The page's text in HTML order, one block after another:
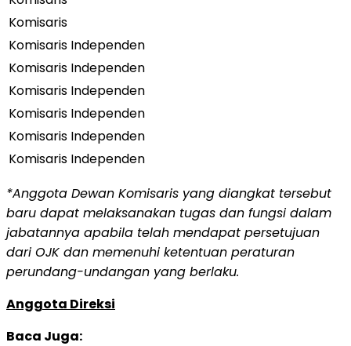
Komisaris
Komisaris Independen
Komisaris Independen
Komisaris Independen
Komisaris Independen
Komisaris Independen
Komisaris Independen
*Anggota Dewan Komisaris yang diangkat tersebut
baru dapat melaksanakan tugas dan fungsi dalam
jabatannya apabila telah mendapat persetujuan
dari OJK dan memenuhi ketentuan peraturan
perundang-undangan yang berlaku.
Anggota Direksi
Baca Juga: